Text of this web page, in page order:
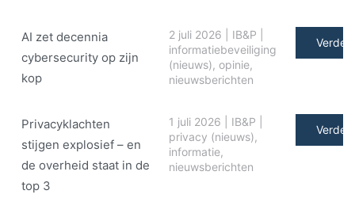
AI zet decennia
cybersecurity op zijn
kop
2 juli 2026 IB&P
informatiebeveiliging
(nieuws), opinie,
nieuwsberichten
Verder
Privacyklachten
stijgen explosief – en
de overheid staat in de
top 3
1 juli 2026 IB&P
privacy (nieuws),
informatie,
nieuwsberichten
Verder